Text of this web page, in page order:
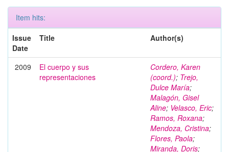
Item hits:
Issue
Date
Title Author(s)
2009
El cuerpo y sus
representaciones
Cordero, Karen
(coord.); Trejo,
Dulce María;
Malagón, Gisel
Aline; Velasco, Eric;
Ramos, Roxana;
Mendoza, Cristina;
Flores, Paola;
Miranda, Doris;